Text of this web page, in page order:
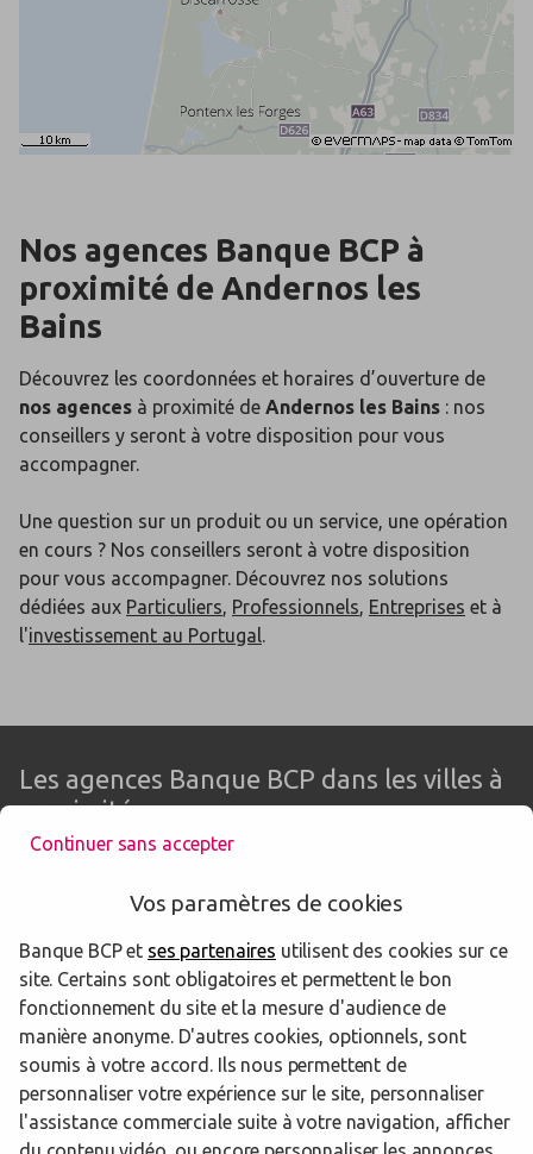
Nos agences Banque BCP à
proximité de Andernos les
Bains
Découvrez les coordonnées et horaires d’ouverture de
nos agences à proximité de Andernos les Bains : nos
conseillers y seront à votre disposition pour vous
accompagner.
Une question sur un produit ou un service, une opération
en cours ? Nos conseillers seront à votre disposition
pour vous accompagner. Découvrez nos solutions
dédiées aux Particuliers, Professionnels, Entreprises et à
l'investissement au Portugal.
Les agences Banque BCP dans les villes à
proximité
Gujan-Mestras
La Teste-de-Buch
Biganos
Continuer sans accepter
Vos paramètres de cookies
Banque BCP et ses partenaires utilisent des cookies sur ce
site. Certains sont obligatoires et permettent le bon
fonctionnement du site et la mesure d'audience de
manière anonyme. D'autres cookies, optionnels, sont
soumis à votre accord. Ils nous permettent de
personnaliser votre expérience sur le site, personnaliser
l'assistance commerciale suite à votre navigation, afficher